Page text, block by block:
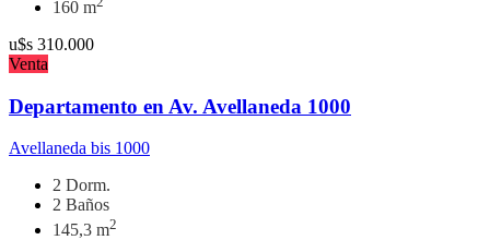
160 m
u$s 310.000
Venta
Departamento en Av. Avellaneda 1000
Avellaneda bis 1000
2 Dorm.
2 Baños
145,3 m2